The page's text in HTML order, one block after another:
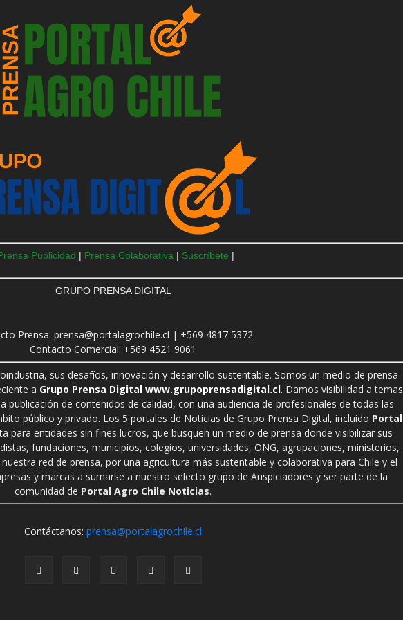
Publicidad | Prensa Colaborativa | Suscríbete |
GRUPO PRENSA DIGITAL
Prensa: prensa@portalagrochile.cl | +569 4817 5372
Contacto Comercial: +569 4521 9061
sus desafíos, innovación y desarrollo sustentable. Somos un medio de prensa
a Grupo Prensa Digital www.grupoprensadigital.cl. Damos visibilidad a temas
publicación de contenidos de calidad, con una audiencia de profesionales de todas las
público y privado. Los 5 portales de Noticias de Grupo Prensa Digital, incluido Portal
para entidades sin fines lucros, que busquen un medio de prensa donde visibilizar sus
fundaciones, municipios, colegios, universidades, ONG, agrupaciones, ministerios,
red de prensa, por una agricultura más sustentable y colaborativa para Chile y el
y marcas a sumarse a nuestro selecto grupo de Auspiciadores y ser parte de la
comunidad de Portal Agro Chile Noticias.
Contáctanos:prensa@portalagrochile.cl